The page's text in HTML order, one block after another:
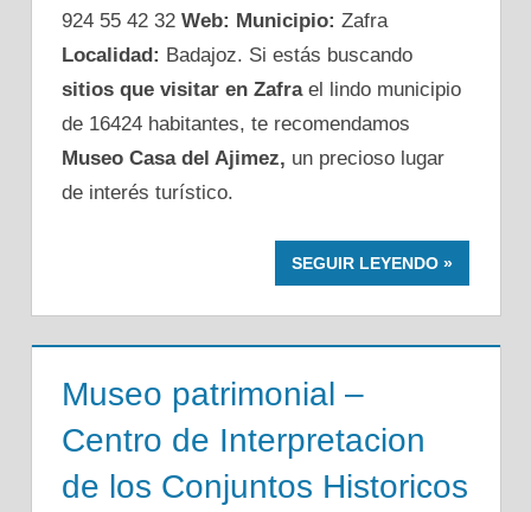
924 55 42 32 Web: Municipio: Zafra
Localidad: Badajoz. Si estás buscando
sitios que visitar en Zafrael lindo municipio
de 16424 habitantes, te recomendamos
Museo Casa del Ajimez, un precioso lugar
de interés turístico.
SEGUIR LEYENDO
Museo patrimonial –
Centro de Interpretacion
de los Conjuntos Historicos